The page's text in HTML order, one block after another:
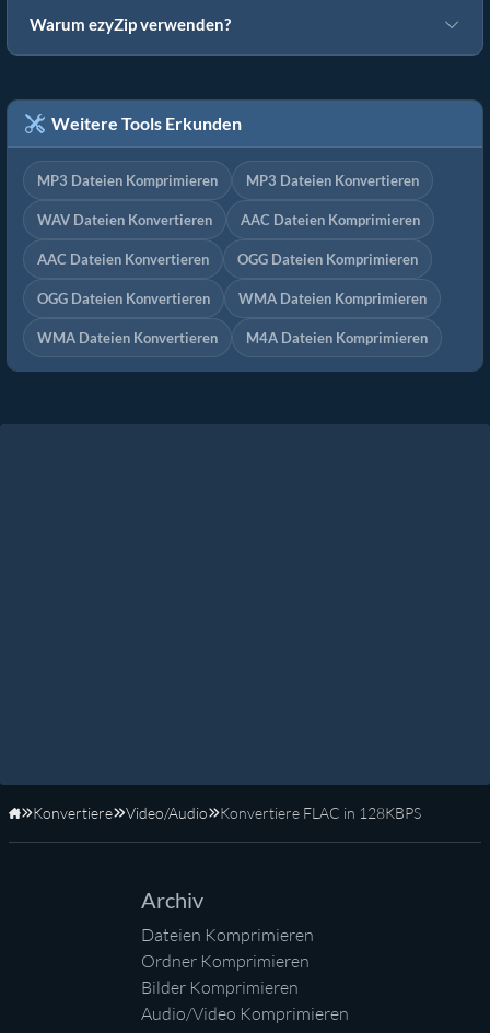
Warum ezyZip verwenden?
Weitere Tools Erkunden
MP3 Dateien Komprimieren MP3 Dateien Konvertieren
WAV Dateien Konvertieren AAC Dateien Komprimieren
AAC Dateien Konvertieren OGG Dateien Komprimieren
OGG Dateien Konvertieren WMA Dateien Komprimieren
WMA Dateien Konvertieren M4A Dateien Komprimieren
Startseite
Konvertiere Video/Audio Konvertiere FLAC in 128KBPS
Archiv
Dateien Komprimieren
Ordner Komprimieren
Bilder Komprimieren
Audio/Video Komprimieren